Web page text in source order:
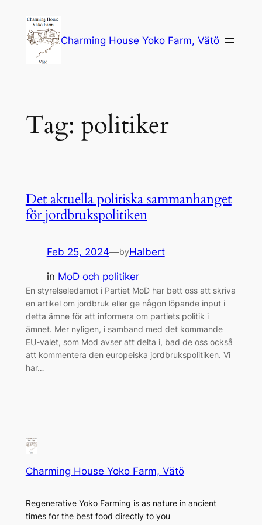
content
Charming House Yoko Farm, Vätö
Tag: politiker
Det aktuella politiska sammanhanget
för jordbrukspolitiken
Feb 25, 2024—byHalbert
in MoD och politiker
En styrelseledamot i Partiet MoD har bett oss att skriva
en artikel om jordbruk eller ge någon löpande input i
detta ämne för att informera om partiets politik i
ämnet. Mer nyligen, i samband med det kommande
EU-valet, som Mod avser att delta i, bad de oss också
att kommentera den europeiska jordbrukspolitiken. Vi
har…
Charming House Yoko Farm, Vätö
Regenerative Yoko Farming is as nature in ancient
times for the best food directly to you